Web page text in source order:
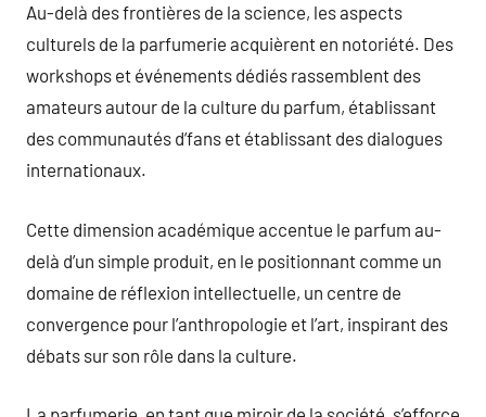
Au-delà des frontières de la science, les aspects
culturels de la parfumerie acquièrent en notoriété. Des
workshops et événements dédiés rassemblent des
amateurs autour de la culture du parfum, établissant
des communautés d’fans et établissant des dialogues
internationaux.
Cette dimension académique accentue le parfum au-
delà d’un simple produit, en le positionnant comme un
domaine de réflexion intellectuelle, un centre de
convergence pour l’anthropologie et l’art, inspirant des
débats sur son rôle dans la culture.